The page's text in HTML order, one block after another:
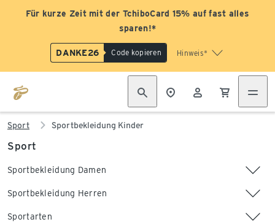
Für kurze Zeit mit der TchiboCard 15% auf fast alles
sparen!*
DANKE26 Code kopieren Hinweis*
Sport Sportbekleidung Kinder
Sport
Sportbekleidung Damen
Sportbekleidung Herren
Sportarten